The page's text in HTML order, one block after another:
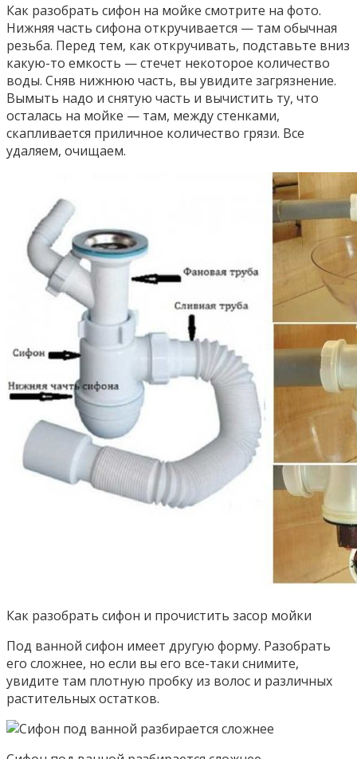
Как разобрать сифон на мойке смотрите на фото.
Нижняя часть сифона откручивается — там обычная
резьба. Перед тем, как откручивать, подставьте вниз
какую-то емкость — стечет некоторое количество
воды. Сняв нижнюю часть, вы увидите загрязнение.
Вымыть надо и снятую часть и вычистить ту, что
осталась на мойке — там, между стенками,
скапливается приличное количество грязи. Все
удаляем, очищаем.
Как разобрать сифон и прочистить засор мойки
Под ванной сифон имеет другую форму. Разобрать
его сложнее, но если вы его все-таки снимите,
увидите там плотную пробку из волос и различных
растительных остатков.